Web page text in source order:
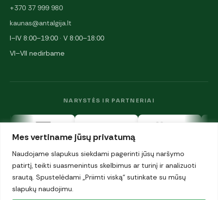
Mes vertiname jūsų privatumą
Naudojame slapukus siekdami pagerinti jūsų naršymo
patirtį, teikti suasmenintus skelbimus ar turinį ir analizuoti
srautą. Spustelėdami „Priimti viską“ sutinkate su mūsų
slapukų naudojimu.
+370 37 999 980
kaunas@antalgija.lt
I–IV 8:00–19:00 · V 8:00–18:00
VI–VII nedirbame
NARYSTĖS IR PARTNERIAI
© 2026 UAB „Antalgija". Visos teisės saugomos.